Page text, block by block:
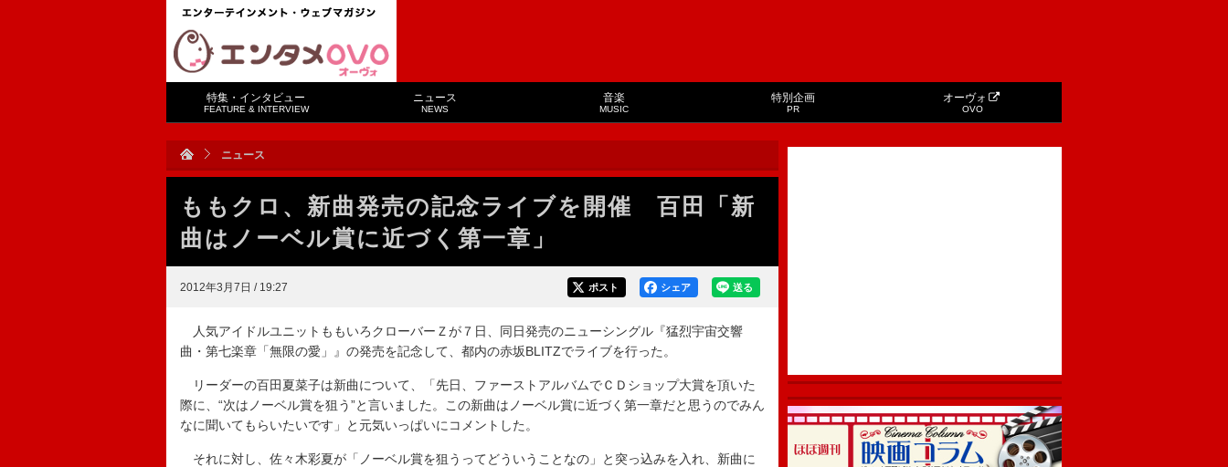
特集・インタビュー
FEATURE & INTERVIEW
ニュース
NEWS
音楽
MUSIC
特別企画
PR
オーヴォ
OVO
ニュース
ももクロ、新曲発売の記念ライブを開催 百田「新
曲はノーベル賞に近づく第一章」
2012年3月7日 / 19:27 送る
シェア
ポスト
人気アイドルユニットももいろクローバーＺが７日、同日発売のニューシングル『猛烈宇宙交響
曲・第七楽章「無限の愛」』の発売を記念して、都内の赤坂BLITZでライブを行った。
リーダーの百田夏菜子は新曲について、「先日、ファーストアルバムでＣＤショップ大賞を頂いた
際に、“次はノーベル賞を狙う”と言いました。この新曲はノーベル賞に近づく第一章だと思うのでみん
なに聞いてもらいたいです」と元気いっぱいにコメントした。
それに対し、佐々木彩夏が「ノーベル賞を狙うってどういうことなの」と突っ込みを入れ、新曲に